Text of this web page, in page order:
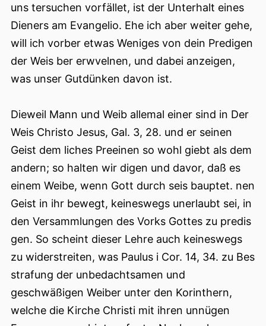
uns tersuchen vorfället, ist der Unterhalt eines
Dieners am Evangelio. Ehe ich aber weiter gehe,
will ich vorber etwas Weniges von dein Predigen
der Weis ber erwvelnen, und dabei anzeigen,
was unser Gutdünken davon ist.
Dieweil Mann und Weib allemal einer sind in Der
Weis Christo Jesus, Gal. 3, 28. und er seinen
Geist dem liches Preeinen so wohl giebt als dem
andern; so halten wir digen und davor, daß es
einem Weibe, wenn Gott durch seis bauptet. nen
Geist in ihr bewegt, keineswegs unerlaubt sei, in
den Versammlungen des Vorks Gottes zu predis
gen. So scheint dieser Lehre auch keineswegs
zu widerstreiten, was Paulus i Cor. 14, 34. zu Bes
strafung der unbedachtsamen und
geschwäßigen Weiber unter den Korinthern,
welche die Kirche Christi mit ihren unnügen